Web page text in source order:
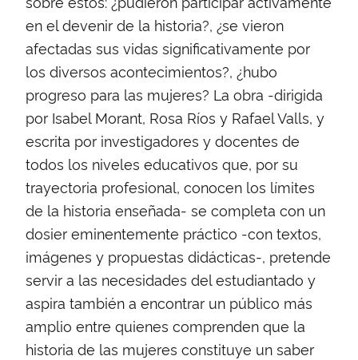
en el devenir de la historia?, ¿se vieron
afectadas sus vidas significativamente por
los diversos acontecimientos?, ¿hubo
progreso para las mujeres? La obra -dirigida
por Isabel Morant, Rosa Ríos y Rafael Valls, y
escrita por investigadores y docentes de
todos los niveles educativos que, por su
trayectoria profesional, conocen los límites
de la historia enseñada- se completa con un
dosier eminentemente práctico -con textos,
imágenes y propuestas didácticas-, pretende
servir a las necesidades del estudiantado y
aspira también a encontrar un público más
amplio entre quienes comprenden que la
historia de las mujeres constituye un saber